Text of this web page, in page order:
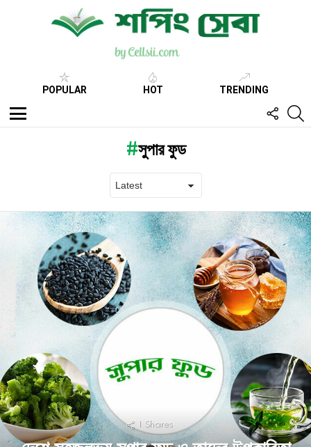
POPULAR HOT TRENDING
Menu
US
সুপার ফুড
Latest
stories
1 Shares